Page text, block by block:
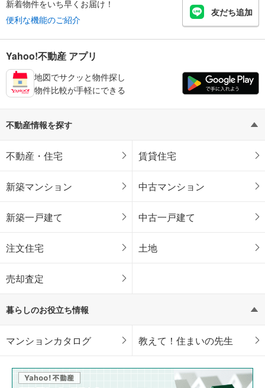
新着物件をいち早くお届け！
便利な機能のご紹介
友だち追加
Yahoo!不動産 アプリ
地図でサクッと物件探し
物件比較が手軽にできる
不動産情報を探す
不動産・住宅 賃貸住宅
新築マンション 中古マンション
新築一戸建て 中古一戸建て
注文住宅 土地
売却査定
暮らしのお役立ち情報
マンションカタログ 教えて！住まいの先生